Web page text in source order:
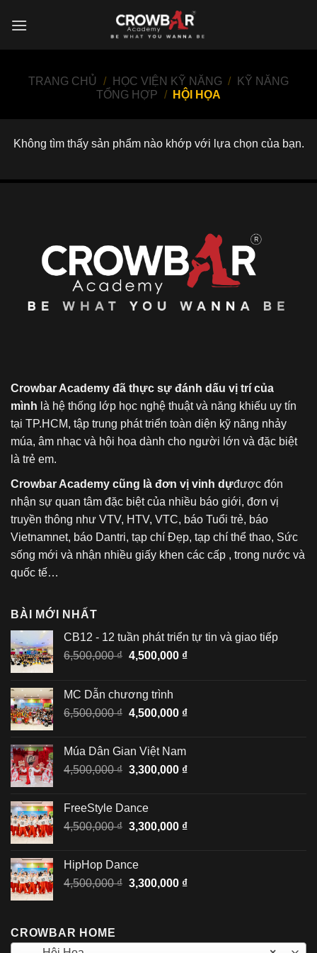
TRANG CHỦ / HỌC VIỆN KỸ NĂNG /
KỸ NĂNG
TỔNG HỢP / HỘI HỌA
Không tìm thấy sản phẩm nào khớp với lựa chọn của bạn.
Crowbar Academy đã thực sự đánh dấu vị trí của
mình là hệ thống lớp học nghệ thuật và năng khiếu uy tín
tại TP.HCM, tập trung phát triển toàn diện kỹ năng nhảy
múa, âm nhạc và hội họa dành cho người lớn và đặc biệt
là trẻ em.
Crowbar Academy cũng là đơn vị vinh dựđược đón
nhận sự quan tâm đặc biệt của nhiều báo giới, đơn vị
truyền thông như VTV, HTV, VTC, báo Tuổi trẻ, báo
Vietnamnet, báo Dantri, tạp chí Đẹp, tạp chí thể thao, Sức
sống mới và nhận nhiều giấy khen các cấp , trong nước và
quốc tế…
BÀI MỚI NHẤT
CB12 - 12 tuần phát triển tự tin và giao tiếp
6,500,000₫ Giá
6,500,000 ₫.
4,500,000 ₫Giá
4,500,000 ₫.
MC Dẫn chương trình
6,500,000₫ Giá
6,500,000 ₫.
4,500,000 ₫Giá
4,500,000 ₫.
Múa Dân Gian Việt Nam
4,500,000₫ Giá
4,500,000 ₫.
3,300,000 ₫Giá
3,300,000 ₫.
FreeStyle Dance
4,500,000₫ Giá
4,500,000 ₫.
3,300,000 ₫Giá
3,300,000 ₫.
HipHop Dance
4,500,000₫ Giá
3,300,000 ₫Giá
3,300,000 ₫.
CROWBAR HOME